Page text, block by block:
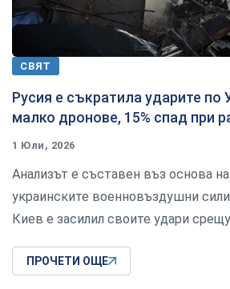
СВЯТ
Русия е съкратила ударите по
малко дронове, 15% спад при
1 Юли, 2026
Анализът е съставен въз основа
украинските военновъздушни
Киев е засилил своите удари
ПРОЧЕТИ ОЩЕ